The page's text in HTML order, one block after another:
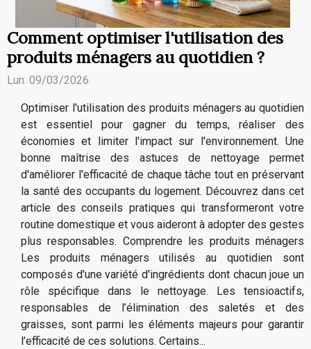
Comment optimiser l'utilisation des
produits ménagers au quotidien ?
Lun. 09/03/2026
Optimiser l'utilisation des produits ménagers au quotidien
est essentiel pour gagner du temps, réaliser des
économies et limiter l'impact sur l'environnement. Une
bonne maîtrise des astuces de nettoyage permet
d'améliorer l'efficacité de chaque tâche tout en préservant
la santé des occupants du logement. Découvrez dans cet
article des conseils pratiques qui transformeront votre
routine domestique et vous aideront à adopter des gestes
plus responsables. Comprendre les produits ménagers
Les produits ménagers utilisés au quotidien sont
composés d'une variété d'ingrédients dont chacun joue un
rôle spécifique dans le nettoyage. Les tensioactifs,
responsables de l’élimination des saletés et des
graisses, sont parmi les éléments majeurs pour garantir
l’efficacité de ces solutions. Certains...